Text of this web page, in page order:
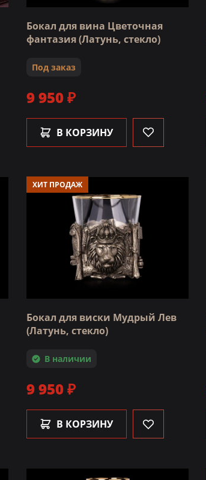
Бокал для вина Цветочная
фантазия (Латунь, стекло)
Под заказ
9 950 ₽
В КОРЗИНУ
ХИТ ПРОДАЖ
Бокал для виски Мудрый Лев
(Латунь, стекло)
В наличии
9 950 ₽
В КОРЗИНУ